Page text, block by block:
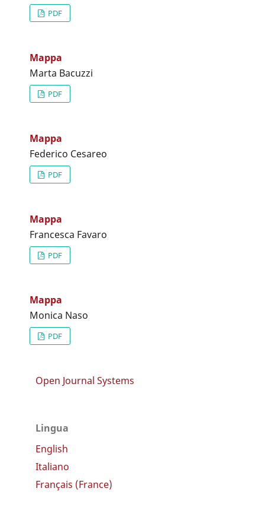
PDF
Mappa
Marta Bacuzzi
PDF
Mappa
Federico Cesareo
PDF
Mappa
Francesca Favaro
PDF
Mappa
Monica Naso
PDF
Open Journal Systems
Lingua
English
Italiano
Français (France)